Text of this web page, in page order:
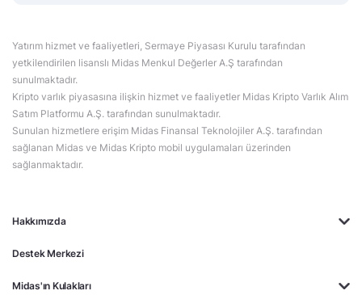
Hakkımızda
Destek Merkezi
Midas'ın Kulakları
Yatırım hizmet ve faaliyetleri, Sermaye Piyasası Kurulu tarafından
yetkilendirilen lisanslı Midas Menkul Değerler A.Ş tarafından
sunulmaktadır.
Kripto varlık piyasasına ilişkin hizmet ve faaliyetler Midas Kripto Varlık Alım
Satım Platformu A.Ş. tarafından sunulmaktadır.
Sunulan hizmetlere erişim Midas Finansal Teknolojiler A.Ş. tarafından
sağlanan Midas ve Midas Kripto mobil uygulamaları üzerinden
sağlanmaktadır.